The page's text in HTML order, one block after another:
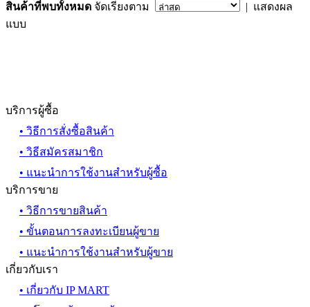
สินค้าที่พบทั้งหมด จัดเรียงตาม
| แสดงผล
แบบ
บริการผู้ซื้อ
• วิธีการสั่งซื้อสินค้า
• วิธีสมัครสมาชิก
• แนะนำการใช้งานสำหรับผู้ซื้อ
บริการขาย
• วิธีการขายสินค้า
• ขั้นตอนการลงทะเบียนผู้ขาย
• แนะนำการใช้งานสำหรับผู้ขาย
เกี่ยวกับเรา
• เกี่ยวกับ IP MART